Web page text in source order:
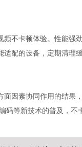
频不卡顿体验。性能强
适配的设备，定期清理
面因素协同作用的结果
码等新技术的普及，